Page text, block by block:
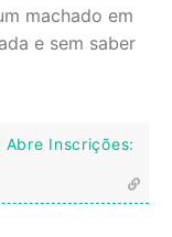
machado em
e sem saber
Abre Inscrições: